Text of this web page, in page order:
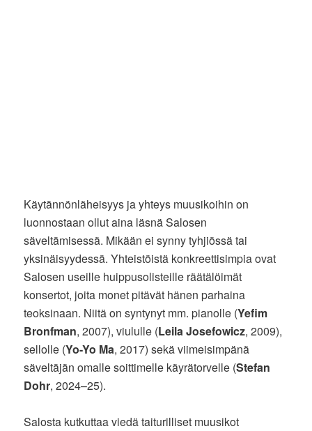
Käytännönläheisyys ja yhteys muusikoihin on
luonnostaan ollut aina läsnä Salosen
säveltämisessä. Mikään ei synny tyhjiössä tai
yksinäisyydessä. Yhteistöistä konkreettisimpia ovat
Salosen useille huippusolisteille räätälöimät
konsertot, joita monet pitävät hänen parhaina
teoksinaan. Niitä on syntynyt mm. pianolle (Yefim
Bronfman, 2007), viululle (Leila Josefowicz, 2009),
sellolle (Yo-Yo Ma, 2017) sekä viimeisimpänä
säveltäjän omalle soittimelle käyrätorvelle (Stefan
Dohr, 2024–25).
Salosta kutkuttaa viedä taiturilliset muusikot